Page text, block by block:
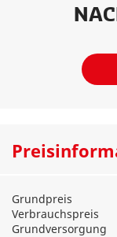
Grundpreis
Verbrauchspreis
Grundversorgung